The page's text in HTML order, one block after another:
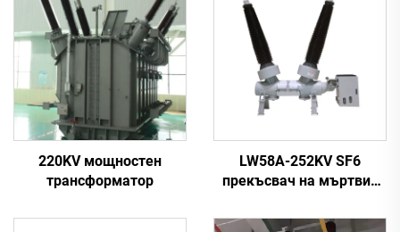
220KV мощностен
трансформатор
LW58A-252KV SF6
прекъсвач на мъртвия